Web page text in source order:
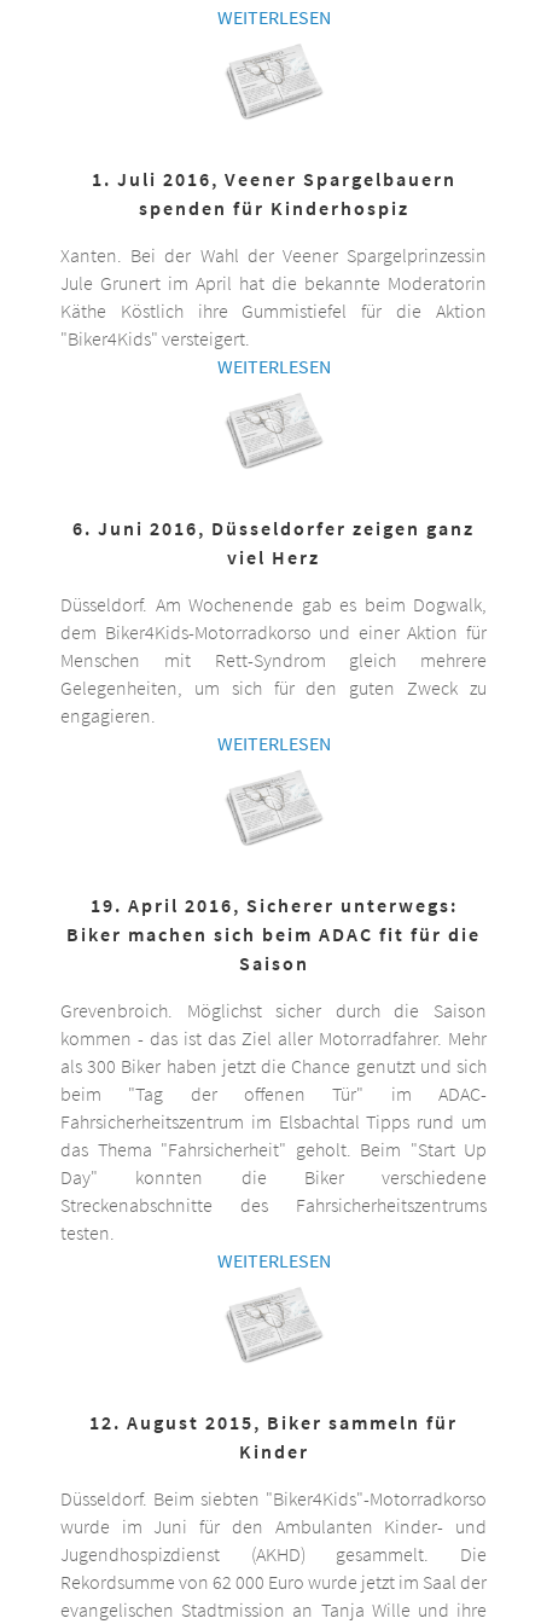
WEITERLESEN
1. Juli 2016, Veener Spargelbauern
spenden für Kinderhospiz
Xanten. Bei der Wahl der Veener Spargelprinzessin
Jule Grunert im April hat die bekannte Moderatorin
Käthe Köstlich ihre Gummistiefel für die Aktion
"Biker4Kids" versteigert.
WEITERLESEN
6. Juni 2016, Düsseldorfer zeigen ganz
viel Herz
Düsseldorf. Am Wochenende gab es beim Dogwalk,
dem Biker4Kids-Motorradkorso und einer Aktion für
Menschen mit Rett-Syndrom gleich mehrere
Gelegenheiten, um sich für den guten Zweck zu
engagieren.
WEITERLESEN
19. April 2016, Sicherer unterwegs:
Biker machen sich beim ADAC fit für die
Saison
Grevenbroich. Möglichst sicher durch die Saison
kommen - das ist das Ziel aller Motorradfahrer. Mehr
als 300 Biker haben jetzt die Chance genutzt und sich
beim "Tag der offenen Tür" im ADAC-
Fahrsicherheitszentrum im Elsbachtal Tipps rund um
das Thema "Fahrsicherheit" geholt. Beim "Start Up
Day" konnten die Biker verschiedene
Streckenabschnitte des Fahrsicherheitszentrums
testen.
WEITERLESEN
12. August 2015, Biker sammeln für
Kinder
Düsseldorf. Beim siebten "Biker4Kids"-Motorradkorso
wurde im Juni für den Ambulanten Kinder- und
Jugendhospizdienst (AKHD) gesammelt. Die
Rekordsumme von 62 000 Euro wurde jetzt im Saal der
evangelischen Stadtmission an Tanja Wille und ihre